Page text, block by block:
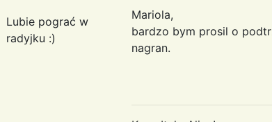
Lubie pograć w
radyjku :)
Mariola,
bardzo bym prosil o
nagran.